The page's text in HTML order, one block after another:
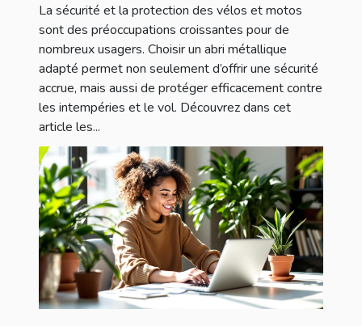
La sécurité et la protection des vélos et motos
sont des préoccupations croissantes pour de
nombreux usagers. Choisir un abri métallique
adapté permet non seulement d’offrir une sécurité
accrue, mais aussi de protéger efficacement contre
les intempéries et le vol. Découvrez dans cet
article les...